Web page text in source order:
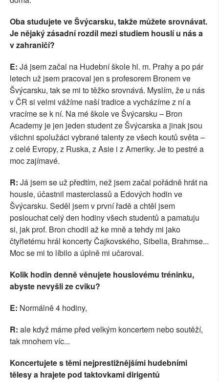
Oba studujete ve Švýcarsku, takže můžete srovnávat.
Je nějaký zásadní rozdíl mezi studiem houslí u nás a
v zahraničí?
E: Já jsem začal na Hudební škole hl. m. Prahy a po pár
letech už jsem pracoval jen s profesorem Bronem ve
Švýcarsku, tak se mi to těžko srovnává. Myslím, že u nás
v ČR si velmi vážíme naší tradice a vycházíme z ní a
vracíme se k ní. Na mé škole ve Švýcarsku – Bron
Academy je jen jeden student ze Švýcarska a jinak jsou
všichni spolužáci vybrané talenty ze všech koutů světa –
z celé Evropy, z Ruska, z Asie i z Ameriky. Je to pestré a
moc zajímavé.
R: Já jsem se už předtím, než jsem začal pořádně hrát na
housle, účastnil masterclassů a Edových hodin ve
Švýcarsku. Seděl jsem v první řadě a chtěl jsem
poslouchat celý den hodiny všech studentů a pamatuju
si, jak prof. Bron chodil až ke mně a tehdy mi jako
čtyřletému hrál koncerty Čajkovského, Sibelia, Brahmse...
Moc se mi to líbilo a úplně mi učaroval.
Kolik hodin denně věnujete houslovému tréninku,
abyste nevyšli ze cviku?
E: Normálně 4 hodiny,
R: ale když máme před velkým koncertem nebo soutěží,
tak mnohem víc...
Koncertujete s těmi nejprestižnějšími hudebními
tělesy a hrajete pod taktovkami dirigentů